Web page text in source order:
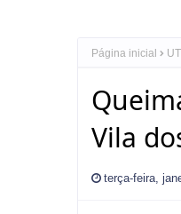
Página inicial
Vila
terça-feira,